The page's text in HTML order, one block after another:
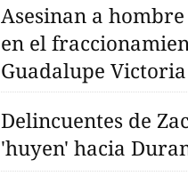
Asesinan a
en el
Guadalupe
Delincuentes de
'huyen' hacia